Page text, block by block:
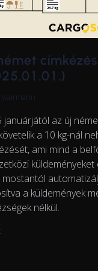
januárjától az új
a 10 kg-nál
ami mind a
mostantól
a küldemények
nélkül.